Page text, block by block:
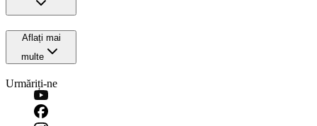
Aflați mai
multe
Urmăriți-ne